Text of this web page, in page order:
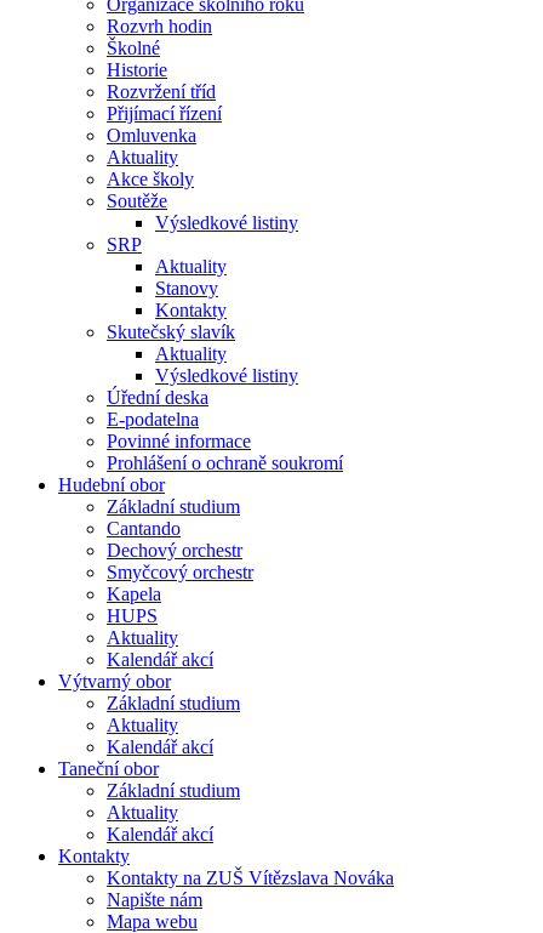
Organizace školního roku
Rozvrh hodin
Školné
Historie
Rozvržení tříd
Přijímací řízení
Omluvenka
Aktuality
Akce školy
Soutěže
Výsledkové listiny
SRP
Aktuality
Stanovy
Kontakty
Skutečský slavík
Aktuality
Výsledkové listiny
Úřední deska
E-podatelna
Povinné informace
Prohlášení o ochraně soukromí
Hudební obor
Základní studium
Cantando
Dechový orchestr
Smyčcový orchestr
Kapela
HUPS
Aktuality
Kalendář akcí
Výtvarný obor
Základní studium
Aktuality
Kalendář akcí
Taneční obor
Základní studium
Aktuality
Kalendář akcí
Kontakty
Kontakty na ZUŠ Vítězslava Nováka
Napište nám
Mapa webu